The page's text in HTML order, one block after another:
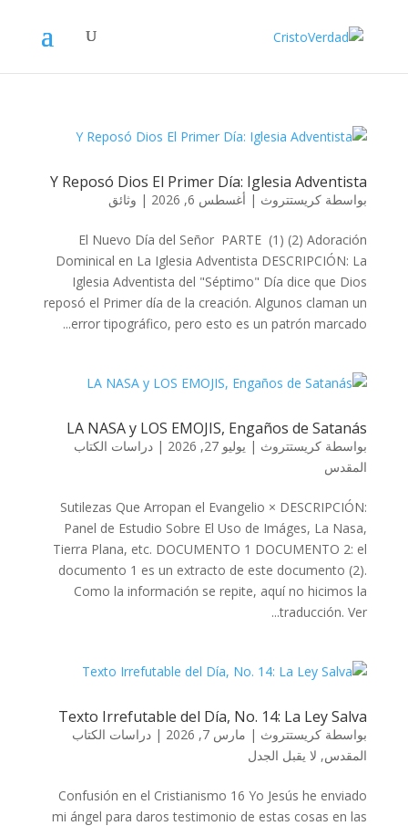
Y Reposó Dios El Primer Día: Iglesia Adventista
بواسطة كريستتروث | أغسطس 6, 2026 | وثائق
El Nuevo Día del Señor PARTE (1) (2) Adoración
Dominical en La Iglesia Adventista DESCRIPCIÓN: La
Iglesia Adventista del "Séptimo" Día dice que Dios
reposó el Primer día de la creación. Algunos claman un
error tipográfico, pero esto es un patrón marcado...
LA NASA y LOS EMOJIS, Engaños de Satanás
بواسطة كريستتروث | يوليو 27, 2026 | دراسات الكتاب
المقدس
Sutilezas Que Arropan el Evangelio × DESCRIPCIÓN:
Panel de Estudio Sobre El Uso de Imáges, La Nasa,
Tierra Plana, etc. DOCUMENTO 1 DOCUMENTO 2: el
documento 1 es un extracto de este documento (2).
Como la información se repite, aquí no hicimos la
traducción. Ver...
Texto Irrefutable del Día, No. 14: La Ley Salva
بواسطة كريستتروث | مارس 7, 2026 | دراسات الكتاب
المقدس, لا يقبل الجدل
Confusión en el Cristianismo 16 Yo Jesús he enviado
mi ángel para daros testimonio de estas cosas en las